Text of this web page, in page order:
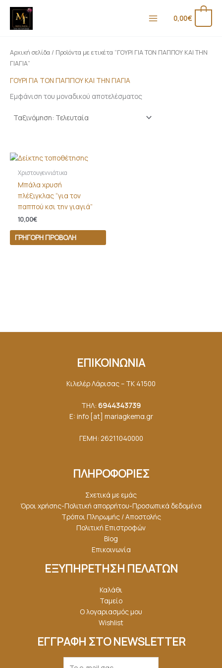
Μετάβαση
περιεχόμενο
0,00€
Αρχική σελίδα / Προϊόντα με ετικέτα “ΓΟΥΡΙ ΓΙΑ ΤΟΝ ΠΑΠΠΟΥ ΚΑΙ ΤΗΝ
ΓΙΑΓΙΑ”
ΓΟΥΡΙ ΓΙΑ ΤΟΝ ΠΑΠΠΟΥ ΚΑΙ ΤΗΝ ΓΙΑΓΙΑ
Εμφάνιση του μοναδικού αποτελέσματος
Χριστουγεννιάτικα
Μπάλα χρυσή
πλέξιγκλας “για τον
παππού κσι την γιαγιά”
10,00€
ΓΡΉΓΟΡΗ ΠΡΟΒΟΛΉ
ΕΠΙΚΟΙΝΩΝΙΑ
Κιλελέρ Λάρισας – ΤΚ 41500
ΤΗΛ: 6944343739
E: info [at] mariagkemα.gr
ΓΕΜΗ: 26211040000
ΠΛΗΡΟΦΟΡΙΕΣ
Σχετικά με εμάς
Όροι χρήσης-Πολιτική απορρήτου-Προσωπικά δεδομένα
Τρόποι Πληρωμής / Αποστολής
Πολιτική Επιστροφών
Blog
Επικοινωνία
ΕΞΥΠΗΡΕΤΗΣΗ ΠΕΛΑΤΩΝ
Καλάθι
Ταμείο
Ο λογαριασμός μου
Wishlist
ΕΓΓΡΑΦΗ ΣΤΟ NEWSLETTER